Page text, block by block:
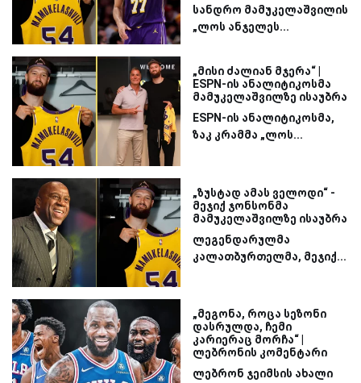
სანდრო მამუკელაშვილის
„ლოს ანჯელეს...
„მისი ძალიან მჯერა“ |
ESPN-ის ანალიტიკოსმა
მამუკელაშვილზე ისაუბრა
ESPN-ის ანალიტიკოსმა,
ზაკ კრამმა „ლოს...
„ზუსტად ამას ველოდი“ -
მეჯიქ ჯონსონმა
მამუკელაშვილზე ისაუბრა
ლეგენდარულმა
კალათბურთელმა, მეჯიქ...
„მეგონა, როცა სეზონი
დასრულდა, ჩემი
კარიერაც მორჩა“ |
ლებრონის კომენტარი
ლებრონ ჯეიმსის ახალი